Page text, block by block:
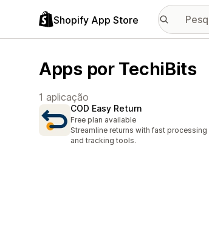
Shopify App Store
Apps por TechiBits
1 aplicação
COD Easy Return
Free plan available
Streamline returns with fast processing
and tracking tools.